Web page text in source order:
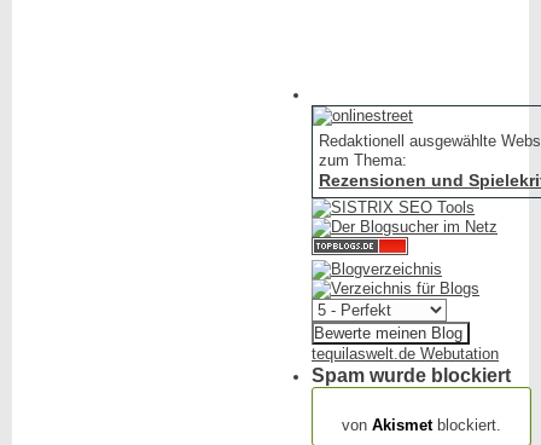
Redaktionell ausgewählte
zum Thema:
Rezensionen und
tequilaswelt.de Webutation
Spam wurde blockiert
von Akismetblockiert.